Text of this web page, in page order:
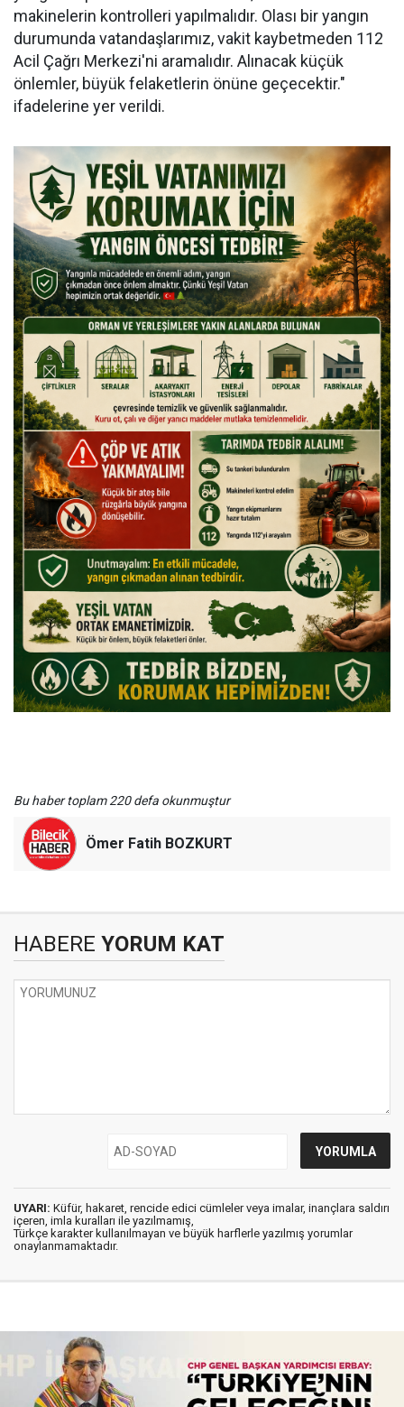
makinelerin kontrolleri yapılmalıdır. Olası bir yangın
durumunda vatandaşlarımız, vakit kaybetmeden 112
Acil Çağrı Merkezi'ni aramalıdır. Alınacak küçük
önlemler, büyük felaketlerin önüne geçecektir."
ifadelerine yer verildi.
Bu haber toplam 220 defa okunmuştur
Ömer Fatih BOZKURT
HABERE YORUM KAT
UYARI: Küfür, hakaret, rencide edici cümleler veya imalar, inançlara saldırı
içeren, imla kuralları ile yazılmamış,
Türkçe karakter kullanılmayan ve büyük harflerle yazılmış yorumlar
onaylanmamaktadır.